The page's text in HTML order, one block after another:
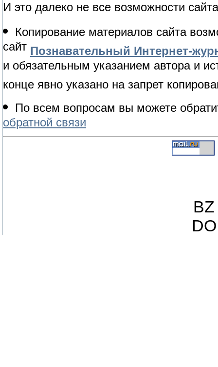
И это далеко не все возможности
Копирование материалов сайта
сайт Познавательный Интернет-
и обязательным указанием автора и
конце явно указано на запрет
По всем вопросам вы можете
обратной связи